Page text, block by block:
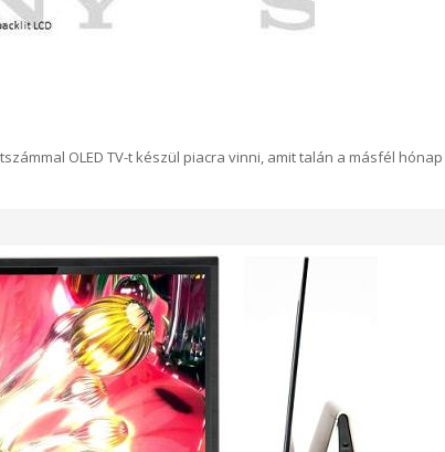
OLED TV-t készül piacra vinni, amit talán a másfél hónap